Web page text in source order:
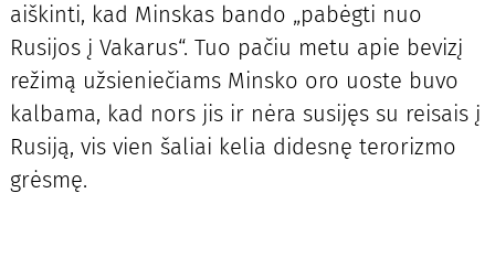
aiškinti, kad Minskas bando „pabėgti nuo
Rusijos į Vakarus“. Tuo pačiu metu apie bevizį
režimą užsieniečiams Minsko oro uoste buvo
kalbama, kad nors jis ir nėra susijęs su reisais į
Rusiją, vis vien šaliai kelia didesnę terorizmo
grėsmę.